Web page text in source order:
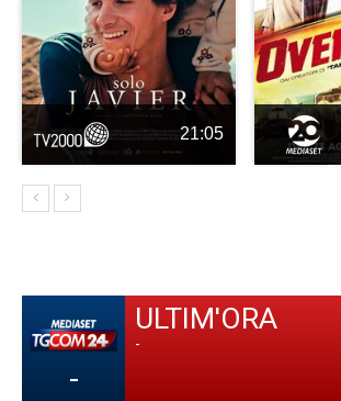
21:05
-
ULTIM'ORA
-